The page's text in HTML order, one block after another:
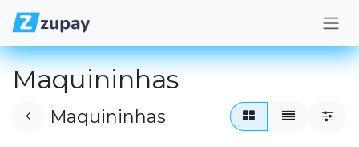
Pular para o conteúdo
Maquininhas
Maquininhas